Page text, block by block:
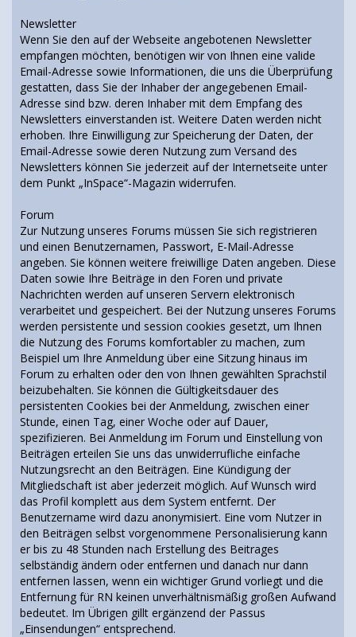
Newsletter
Wenn Sie den auf der Webseite angebotenen Newsletter
empfangen möchten, benötigen wir von Ihnen eine valide
Email-Adresse sowie Informationen, die uns die Überprüfung
gestatten, dass Sie der Inhaber der angegebenen Email-
Adresse sind bzw. deren Inhaber mit dem Empfang des
Newsletters einverstanden ist. Weitere Daten werden nicht
erhoben. Ihre Einwilligung zur Speicherung der Daten, der
Email-Adresse sowie deren Nutzung zum Versand des
Newsletters können Sie jederzeit auf der Internetseite unter
dem Punkt „InSpace“-Magazin widerrufen.
Forum
Zur Nutzung unseres Forums müssen Sie sich registrieren
und einen Benutzernamen, Passwort, E-Mail-Adresse
angeben. Sie können weitere freiwillige Daten angeben. Diese
Daten sowie Ihre Beiträge in den Foren und private
Nachrichten werden auf unseren Servern elektronisch
verarbeitet und gespeichert. Bei der Nutzung unseres Forums
werden persistente und session cookies gesetzt, um Ihnen
die Nutzung des Forums komfortabler zu machen, zum
Beispiel um Ihre Anmeldung über eine Sitzung hinaus im
Forum zu erhalten oder den von Ihnen gewählten Sprachstil
beizubehalten. Sie können die Gültigkeitsdauer des
persistenten Cookies bei der Anmeldung, zwischen einer
Stunde, einen Tag, einer Woche oder auf Dauer,
spezifizieren. Bei Anmeldung im Forum und Einstellung von
Beiträgen erteilen Sie uns das unwiderrufliche einfache
Nutzungsrecht an den Beiträgen. Eine Kündigung der
Mitgliedschaft ist aber jederzeit möglich. Auf Wunsch wird
das Profil komplett aus dem System entfernt. Der
Benutzername wird dazu anonymisiert. Eine vom Nutzer in
den Beiträgen selbst vorgenommene Personalisierung kann
er bis zu 48 Stunden nach Erstellung des Beitrages
selbständig ändern oder entfernen und danach nur dann
entfernen lassen, wenn ein wichtiger Grund vorliegt und die
Entfernung für RN keinen unverhältnismäßig großen Aufwand
bedeutet. Im Übrigen gillt ergänzend der Passus
„Einsendungen“ entsprechend.